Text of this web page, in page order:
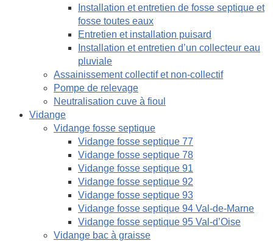
Installation et entretien de fosse septique et
fosse toutes eaux
Entretien et installation puisard
Installation et entretien d’un collecteur eau
pluviale
Assainissement collectif et non-collectif
Pompe de relevage
Neutralisation cuve à fioul
Vidange
Vidange fosse septique
Vidange fosse septique 77
Vidange fosse septique 78
Vidange fosse septique 91
Vidange fosse septique 92
Vidange fosse septique 93
Vidange fosse septique 94 Val-de-Marne
Vidange fosse septique 95 Val-d’Oise
Vidange bac à graisse